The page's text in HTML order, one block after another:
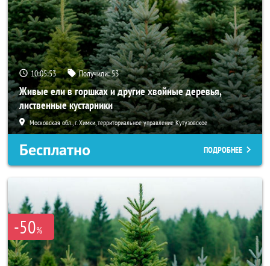
10:05:52 Получили:53
Живые ели в горшках и другие хвойные деревья,
лиственные кустарники
Московская обл., г. Химки, территориальное управление Кутузовское
Бесплатно ПОДРОБНЕЕ
-50%